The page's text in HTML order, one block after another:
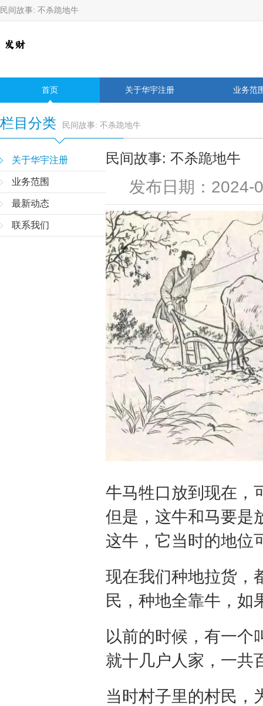
民间故事: 不杀跪地牛
首页 关于华宇注册 业务范
栏目分类 民间故事: 不杀跪地牛
关于华宇注册
业务范围
最新动态
联系我们
民间故事: 不杀跪地牛
发布日期：
牛马牲口放到现在，
但是，这牛和马要是
这牛，它当时的地位
现在我们种地拉货，
民，种地全靠牛，如
以前的时候，有一个
就十几户人家，一共
当时村子里的村民，